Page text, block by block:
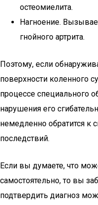
остеомиелита.
Нагноение.
гнойного артрита.
Поэтому, если
поверхности коленного
процессе специального
нарушения его
немедленно обратится к
последствий.
Если вы думаете, что
самостоятельно, то вы
подтвердить диагноз